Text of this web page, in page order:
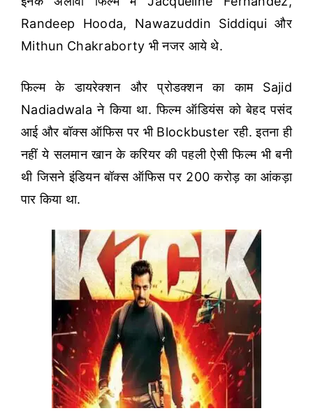
Randeep Hooda, Nawazuddin Siddiqui और
Mithun Chakraborty भी नजर आये थे.
फिल्म के डायरेक्शन और प्रोडक्शन का काम Sajid
Nadiadwala ने किया था. फिल्म ऑडियंस को बेहद पसंद
आई और बॉक्स ऑफिस पर भी Blockbuster रही. इतना ही
नहीं ये सलमान खान के करियर की पहली ऐसी फिल्म भी बनी
थी जिसने इंडियन बॉक्स ऑफिस पर 200 करोड़ का आंकड़ा
पार किया था.